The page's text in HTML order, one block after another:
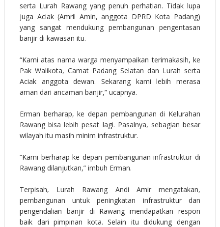
serta Lurah Rawang yang penuh perhatian. Tidak lupa
juga Aciak (Amril Amin, anggota DPRD Kota Padang)
yang sangat mendukung pembangunan pengentasan
banjir di kawasan itu.
“Kami atas nama warga menyampaikan terimakasih, ke
Pak Walikota, Camat Padang Selatan dan Lurah serta
Aciak anggota dewan. Sekarang kami lebih merasa
aman dari ancaman banjir,” ucapnya.
Erman berharap, ke depan pembangunan di Kelurahan
Rawang bisa lebih pesat lagi. Pasalnya, sebagian besar
wilayah itu masih minim infrastruktur.
“Kami berharap ke depan pembangunan infrastruktur di
Rawang dilanjutkan,” imbuh Erman.
Terpisah, Lurah Rawang Andi Amir mengatakan,
pembangunan untuk peningkatan infrastruktur dan
pengendalian banjir di Rawang mendapatkan respon
baik dari pimpinan kota. Selain itu didukung dengan